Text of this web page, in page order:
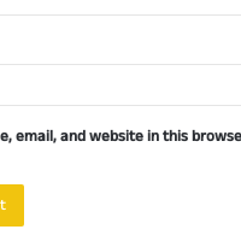
email, and website in this